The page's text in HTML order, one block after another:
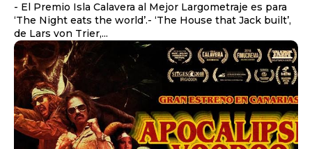
- El Premio Isla Calavera al Mejor Largometraje es para
‘The Night eats the world’.- ‘The House that Jack built’,
de Lars von Trier,...